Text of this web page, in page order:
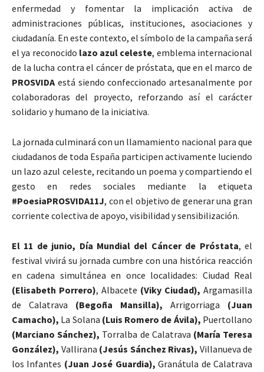
enfermedad y fomentar la implicación activa de
administraciones públicas, instituciones, asociaciones y
ciudadanía. En este contexto, el símbolo de la campaña será
el ya reconocido lazo azul celeste, emblema internacional
de la lucha contra el cáncer de próstata, que en el marco de
PROSVIDAestá siendo confeccionado artesanalmente por
colaboradoras del proyecto, reforzando así el carácter
solidario y humano de la iniciativa.
La jornada culminará con un llamamiento nacional para que
ciudadanos de toda España participen activamente luciendo
un lazo azul celeste, recitando un poema y compartiendo el
gesto en redes sociales mediante la etiqueta
#PoesiaPROSVIDA11J, con el objetivo de generar una gran
corriente colectiva de apoyo, visibilidad y sensibilización.
El 11 de junio, Día Mundial del Cáncer de Próstata, el
festival vivirá su jornada cumbre con una histórica reacción
en cadena simultánea en once localidades: Ciudad Real
(Elisabeth Porrero), Albacete (Viky Ciudad), Argamasilla
de Calatrava (Begoña Mansilla), Arrigorriaga (Juan
Camacho), La Solana (Luis Romero de Ávila), Puertollano
(Marciano Sánchez), Torralba de Calatrava (María Teresa
González), Vallirana (Jesús Sánchez Rivas), Villanueva de
los Infantes (Juan José Guardia), Granátula de Calatrava